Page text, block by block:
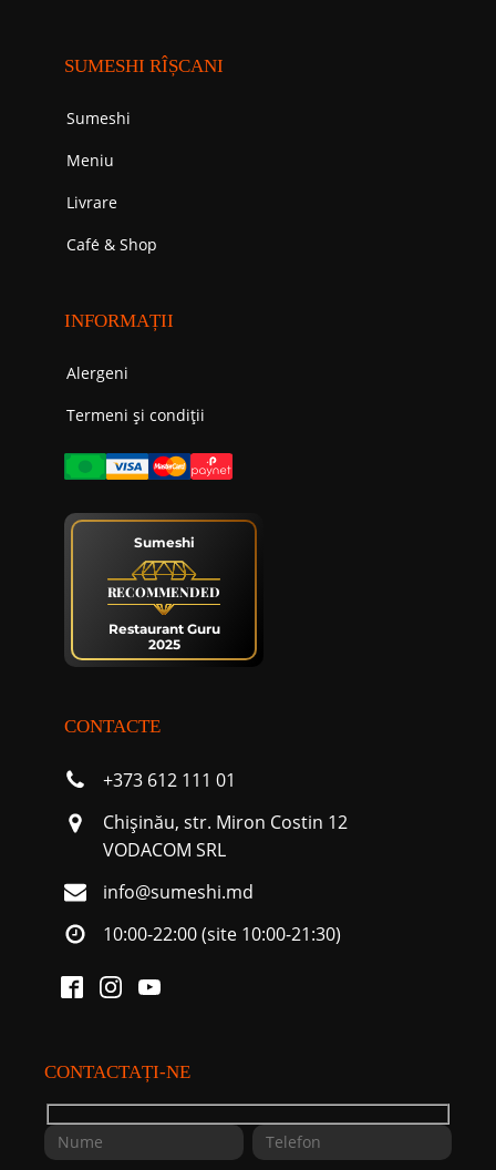
SUMESHI RÎȘCANI
Sumeshi
Meniu
Livrare
Cafе́ & Shop
INFORMAȚII
Alergeni
Termeni și condiții
Sumeshi
RECOMMENDED
Restaurant Guru
2025
CONTACTE
+373 612 111 01
Chişinău, str. Miron Costin 12
VODACOM SRL
info@sumeshi.md
10:00-22:00 (site 10:00-21:30)
CONTACTAȚI-NE